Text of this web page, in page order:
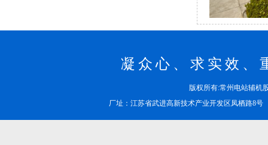
凝众心、求实效、
版权所有:常州电站辅
厂址：江苏省武进高新技术产业开发区凤栖路8